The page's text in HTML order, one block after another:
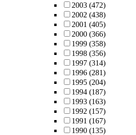
2003 (472)
2002 (438)
2001 (405)
2000 (366)
1999 (358)
1998 (356)
1997 (314)
1996 (281)
1995 (204)
1994 (187)
1993 (163)
1992 (157)
1991 (167)
1990 (135)